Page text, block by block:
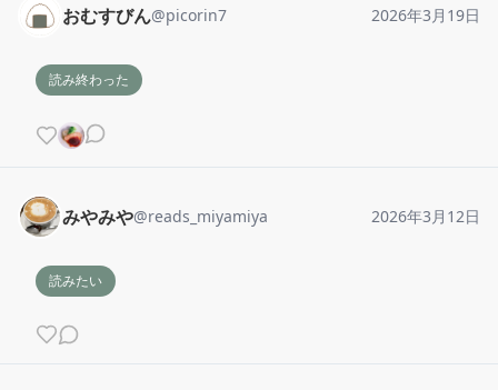
おむすびん@picorin7 2026年3月19日
読み終わった
みやみや@reads_miyamiya 2026年3月12日
読みたい